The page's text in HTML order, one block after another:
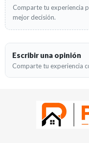
Comparte tu experiencia
mejor decisión.
Escribir una opinión
Comparte tu experiencia